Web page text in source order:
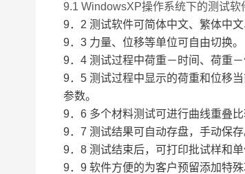
9.1 WindowsXP操作系统下的测试软
9．2 测试软件可简体中文、繁体中
9．3 力量、位移等单位可自由切换。
9．4 测试过程中荷重－时间、荷重
9．5 测试过程中显示的荷重和位移
参数。
9．6 多个材料测试可进行曲线重叠
9．7 测试结果可自动存盘，手动保存
9．8 测试结束后，可打印批试样和
9．9 软件方便的为客户预留添加特